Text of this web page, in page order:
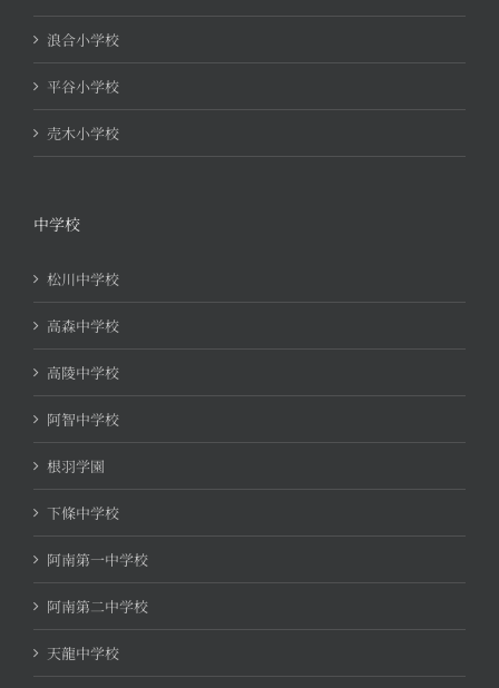
浪合小学校
平谷小学校
売木小学校
中学校
松川中学校
高森中学校
高陵中学校
阿智中学校
根羽学園
下條中学校
阿南第一中学校
阿南第二中学校
天龍中学校